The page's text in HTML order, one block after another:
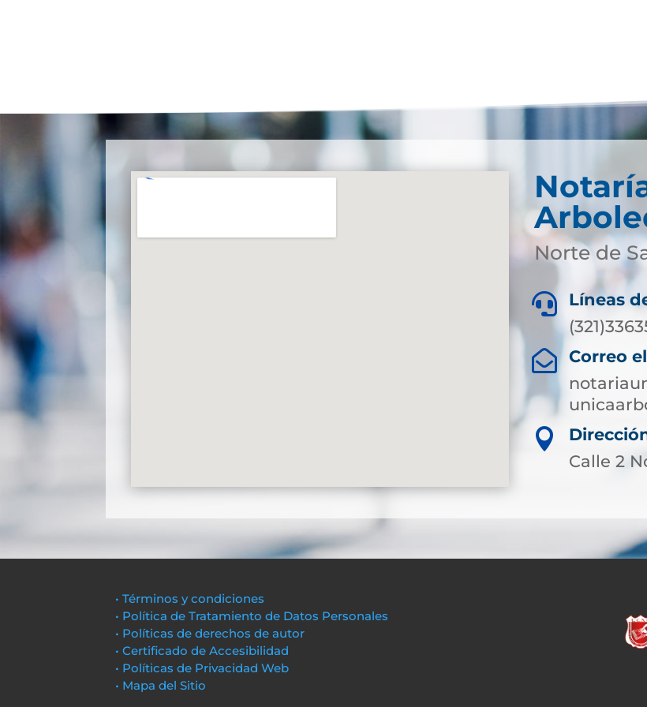
Norte de

Líneas

Correo

Calle 2
• Términos y condiciones
• Política de Tratamiento de Datos Personales
• Políticas de derechos de autor
• Certificado de Accesibilidad
• Políticas de Privacidad Web
• Mapa del Sitio